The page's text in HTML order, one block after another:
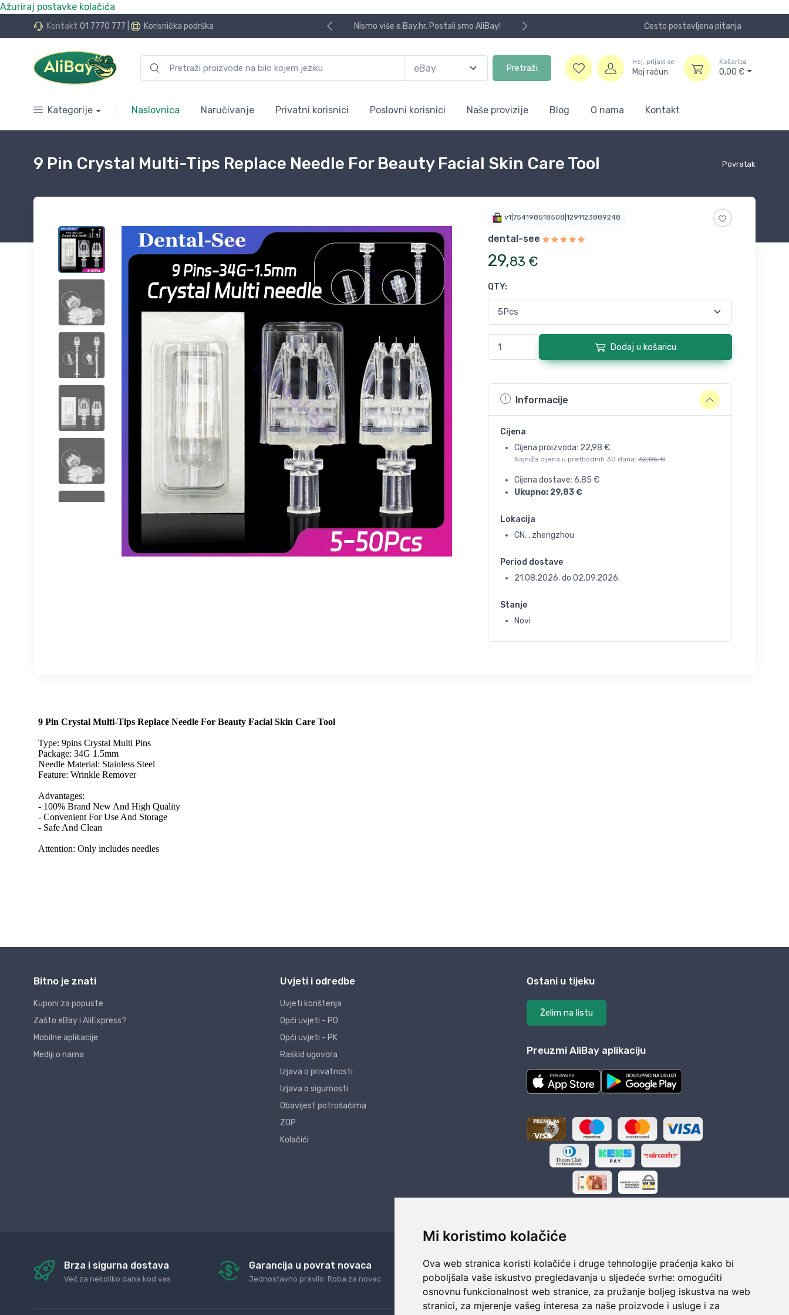
Mi koristimo kolačiće
Ova web stranica koristi kolačiće i druge tehnologije praćenja kako bi
poboljšala vaše iskustvo pregledavanja u sljedeće svrhe: omogućiti
osnovnu funkcionalnost web stranice, za pružanje boljeg iskustva na web
stranici, za mjerenje vašeg interesa za naše proizvode i usluge i za
Ažuriraj postavke kolačića
Kontakt 01 7770 777 Korisnička podrška
24 rate bez kamata Nismo više e.Bay.hr. Postali smo AliBay! Često postavljena pitanja
Pretraži
Hej, prijavi se
Moj račun
Košarica
0,00 €
Kategorije Naslovnica Naručivanje Privatni korisnici Poslovni korisnici Naše provizije Blog O nama Kontakt
Povratak
9 Pin Crystal Multi-Tips Replace Needle For Beauty Facial Skin Care Tool
v1|754198518508|1291123889248
dental-see
29,83 €
QTY:
Dodaj u košaricu
Informacije
Cijena
Cijena proizvoda: 22,98 €
Najniža cijena u prethodnih 30 dana: 32,05 €
Cijena dostave: 6,85 €
Ukupno: 29,83€
Lokacija
CN, , zhengzhou
Period dostave
21.08.2026. do 02.09.2026.
Stanje
Novi
Bitno je znati
Kuponi za popuste
Zašto eBay i AliExpress?
Mobilne aplikacije
Mediji o nama
Uvjeti i odredbe
Uvjeti korištenja
Opći uvjeti - PO
Opći uvjeti - PK
Raskid ugovora
Izjava o privatnosti
Izjava o sigurnosti
Obavijest potrošačima
ZOP
Kolačići
Ostani u tijeku
Želim na listu
Preuzmi AliBay aplikaciju
Brza i sigurna dostava
Već za nekoliko dana kod vas
Garancija u povrat novaca
Jednostavno pravilo: Roba za novac
24/7 odlična podrška
Naši agenti uvijek na raspolaganju
Sigurno obročno plaćanje
Do 24 rata bez kamata